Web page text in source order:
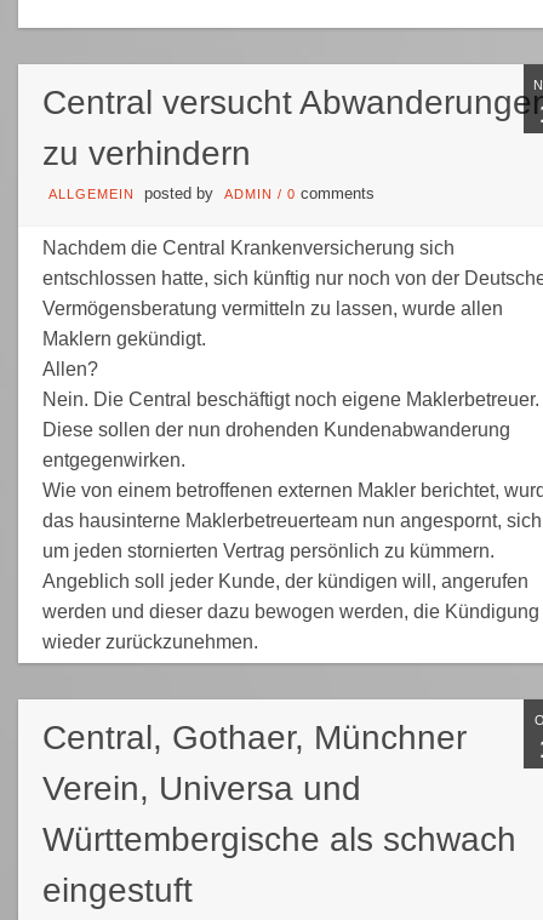
Central versucht
zu verhindern
ALLGEMEIN posted by ADMIN / 0 comments
Nachdem die Central Krankenversicherung sich
entschlossen hatte, sich künftig nur noch von der
Vermögensberatung vermitteln zu lassen, wurde allen
Maklern gekündigt.
Allen?
Nein. Die Central beschäftigt noch eigene Maklerbetreuer.
Diese sollen der nun drohenden Kundenabwanderung
entgegenwirken.
Wie von einem betroffenen externen Makler berichtet,
das hausinterne Maklerbetreuerteam nun angespornt, sich
um jeden stornierten Vertrag persönlich zu kümmern.
Angeblich soll jeder Kunde, der kündigen will, angerufen
werden und dieser dazu bewogen werden, die Kündigung
wieder zurückzunehmen.
Central, Gothaer, Münchner
Verein, Universa und
Württembergische als schwach
eingestuft